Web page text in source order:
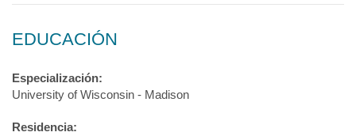
EDUCACIÓN
Especialización:
University of Wisconsin - Madison
Residencia: